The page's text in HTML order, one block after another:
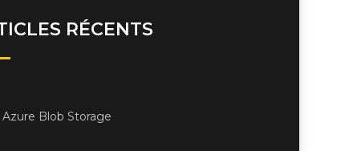
RÉCENTS
Azure Blob Storage